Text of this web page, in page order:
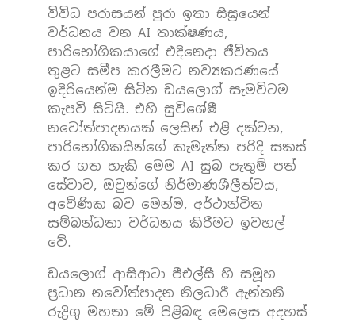
විවිධ පරාසයන් පුරා ඉතා සීඝ්‍රයෙන්
වර්ධනය වන AI තාක්ෂණය,
පාරිභෝගිකයාගේ එදිනෙදා ජීවිතය
තුළට සමීප කරලීමට නව්‍යකරණයේ
ඉදිරියෙන්ම සිටින ඩයලොග් සැමවිටම
කැපවී සිටියි. එහි සුවිශේෂී
නවෝත්පාදනයක් ලෙසින් එළි දක්වන,
පාරිභෝගිකයින්ගේ කැමැත්ත පරිදි සකස්
කර ගත හැකි මෙම AI සුබ පැතුම් පත්
සේවාව, ඔවුන්ගේ නිර්මාණශීලීත්වය,
අවේණික බව මෙන්ම, අර්ථාන්විත
සම්බන්ධතා වර්ධනය කිරීමට ඉවහල්
වේ.
ඩයලොග් ආසිආටා පීඑල්සී හි සමූහ
ප්‍රධාන නවෝත්පාදන නිලධාරී ඇන්තනී
රුද්‍රිගු මහතා මේ පිළිබඳ මෙලෙස අදහස්